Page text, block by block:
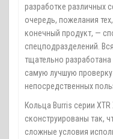
разработке различных
очередь, пожелания
конечный продукт, —
спецподразделений.
тщательно
самую лучшую
непосредственных
Кольца Burris серии
сконструированы так,
сложные условия